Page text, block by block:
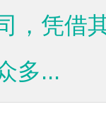
，凭借
多...